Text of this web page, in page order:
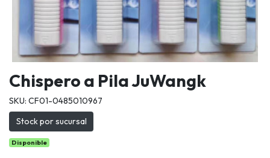
Chispero a Pila JuWangk
SKU: CF01-0485010967
Stock por sucursal
Disponible